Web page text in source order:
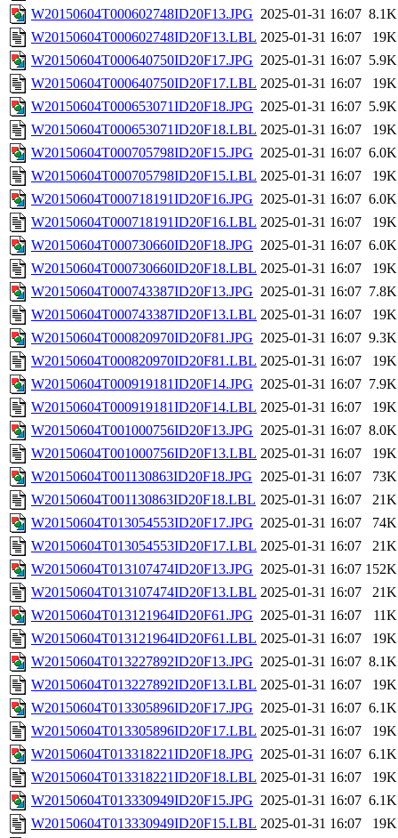
W20150604T000602748ID20F13.JPG 2025-01-31 16:07 8.1K
W20150604T000602748ID20F13.LBL 2025-01-31 16:07
19K
W20150604T000640750ID20F17.JPG 2025-01-31 16:07 5.9K
W20150604T000640750ID20F17.LBL 2025-01-31 16:07
19K
W20150604T000653071ID20F18.JPG 2025-01-31 16:07 5.9K
W20150604T000653071ID20F18.LBL 2025-01-31 16:07
19K
W20150604T000705798ID20F15.JPG 2025-01-31 16:07 6.0K
W20150604T000705798ID20F15.LBL 2025-01-31 16:07
19K
W20150604T000718191ID20F16.JPG 2025-01-31 16:07 6.0K
W20150604T000718191ID20F16.LBL 2025-01-31 16:07
19K
W20150604T000730660ID20F18.JPG 2025-01-31 16:07 6.0K
W20150604T000730660ID20F18.LBL 2025-01-31 16:07
19K
W20150604T000743387ID20F13.JPG 2025-01-31 16:07 7.8K
W20150604T000743387ID20F13.LBL 2025-01-31 16:07
19K
W20150604T000820970ID20F81.JPG 2025-01-31 16:07 9.3K
W20150604T000820970ID20F81.LBL 2025-01-31 16:07
19K
W20150604T000919181ID20F14.JPG 2025-01-31 16:07 7.9K
W20150604T000919181ID20F14.LBL 2025-01-31 16:07
19K
W20150604T001000756ID20F13.JPG 2025-01-31 16:07 8.0K
W20150604T001000756ID20F13.LBL 2025-01-31 16:07
19K
W20150604T001130863ID20F18.JPG 2025-01-31 16:07
73K
W20150604T001130863ID20F18.LBL 2025-01-31 16:07
21K
W20150604T013054553ID20F17.JPG 2025-01-31 16:07
74K
W20150604T013054553ID20F17.LBL 2025-01-31 16:07
21K
W20150604T013107474ID20F13.JPG 2025-01-31 16:07 152K
W20150604T013107474ID20F13.LBL 2025-01-31 16:07
21K
W20150604T013121964ID20F61.JPG 2025-01-31 16:07
11K
W20150604T013121964ID20F61.LBL 2025-01-31 16:07
19K
W20150604T013227892ID20F13.JPG 2025-01-31 16:07 8.1K
W20150604T013227892ID20F13.LBL 2025-01-31 16:07
19K
W20150604T013305896ID20F17.JPG 2025-01-31 16:07 6.1K
W20150604T013305896ID20F17.LBL 2025-01-31 16:07
19K
W20150604T013318221ID20F18.JPG 2025-01-31 16:07 6.1K
W20150604T013318221ID20F18.LBL 2025-01-31 16:07
19K
W20150604T013330949ID20F15.JPG 2025-01-31 16:07 6.1K
W20150604T013330949ID20F15.LBL 2025-01-31 16:07
19K